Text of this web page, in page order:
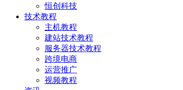
恒创科技
技术教程
主机教程
建站技术教程
服务器技术教程
跨境电商
运营推广
视频教程